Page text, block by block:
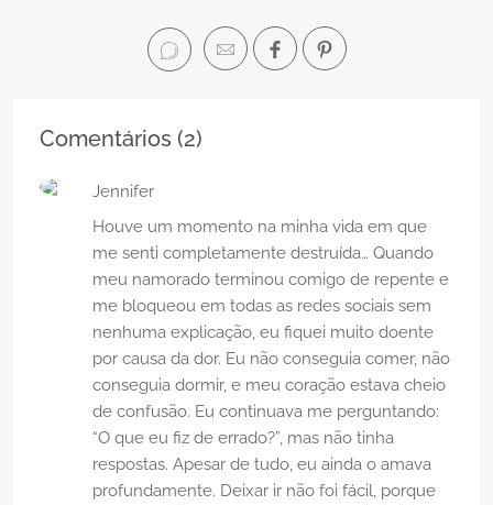
Comentários (2)
Jennifer
Houve um momento na minha vida em que
me senti completamente destruída… Quando
meu namorado terminou comigo de repente e
me bloqueou em todas as redes sociais sem
nenhuma explicação, eu fiquei muito doente
por causa da dor. Eu não conseguia comer, não
conseguia dormir, e meu coração estava cheio
de confusão. Eu continuava me perguntando:
“O que eu fiz de errado?”, mas não tinha
respostas. Apesar de tudo, eu ainda o amava
profundamente. Deixar ir não foi fácil, porque